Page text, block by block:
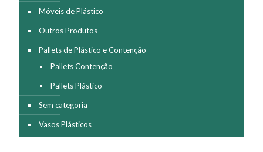
Móveis de Plástico
Outros Produtos
Pallets de Plástico e Contenção
Pallets Contenção
Pallets Plástico
Sem categoria
Vasos Plásticos